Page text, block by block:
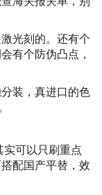
光刻的。还有个
有个防伪凸点，
装，真进口的色
可以只刷重点
配国产平替，效